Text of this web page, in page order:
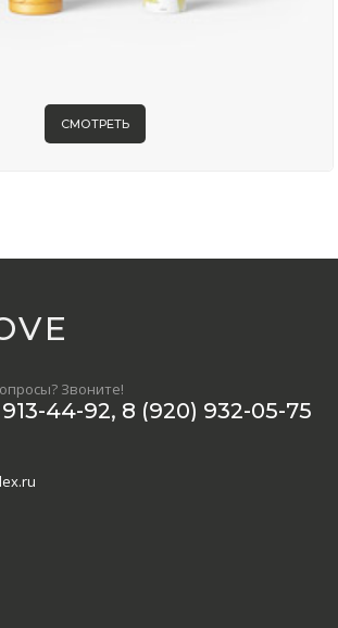
СМОТРЕТЬ
Звоните!
44-92, 8 (920) 932-05-75